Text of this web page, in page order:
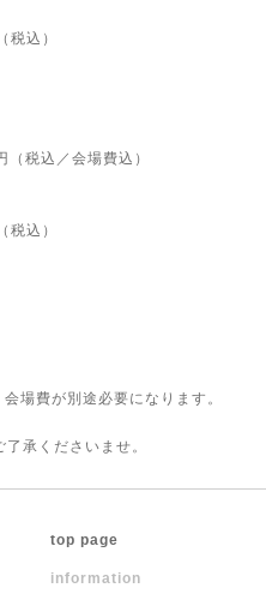
税込）
税込／会場費込）
税込）
場費が別途必要になります。
承くださいませ。
top page
information